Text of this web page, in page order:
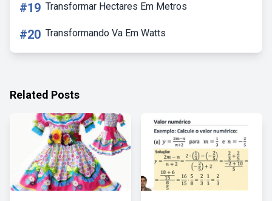
#19 Transformar Hectares Em Metros
#20 Transformando Va Em Watts
Related Posts